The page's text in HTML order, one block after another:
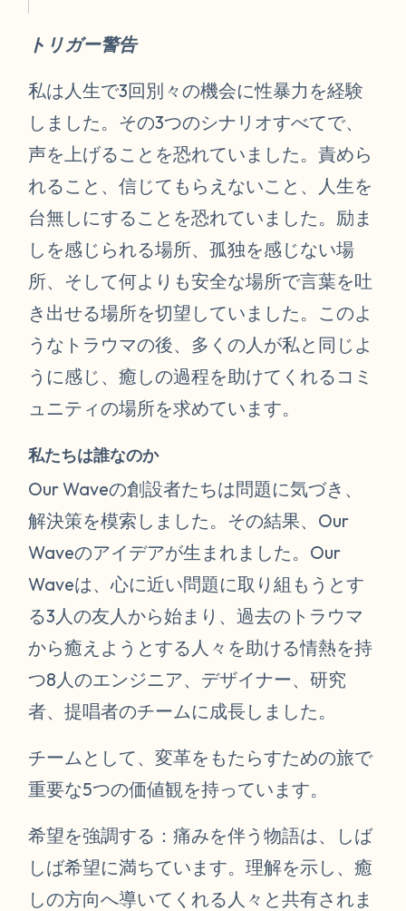
トリガー警告
私は人生で3回別々の機会に性暴力を経験
しました。その3つのシナリオすべてで、
声を上げることを恐れていました。責めら
れること、信じてもらえないこと、人生を
台無しにすることを恐れていました。励ま
しを感じられる場所、孤独を感じない場
所、そして何よりも安全な場所で言葉を吐
き出せる場所を切望していました。このよ
うなトラウマの後、多くの人が私と同じよ
うに感じ、癒しの過程を助けてくれるコミ
ュニティの場所を求めています。
私たちは誰なのか
Our Waveの創設者たちは問題に気づき、
解決策を模索しました。その結果、Our
Waveのアイデアが生まれました。Our
Waveは、心に近い問題に取り組もうとす
る3人の友人から始まり、過去のトラウマ
から癒えようとする人々を助ける情熱を持
つ8人のエンジニア、デザイナー、研究
者、提唱者のチームに成長しました。
チームとして、変革をもたらすための旅で
重要な5つの価値観を持っています。
希望を強調する：痛みを伴う物語は、しば
しば希望に満ちています。理解を示し、癒
しの方向へ導いてくれる人々と共有されま